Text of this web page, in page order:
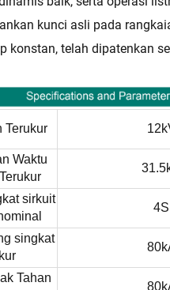
kunci asli pada
konstan, telah dipatenkan
Terukur
Waktu
sirkuit
4S
singkat
Tahan